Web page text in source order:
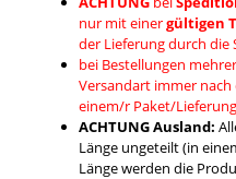
nur mit einergültigen
der Lieferung durch die
bei Bestellungen
Versandart immer nach
einem/r Paket/
ACHTUNG Ausland:
Länge ungeteilt (in
Länge werden die